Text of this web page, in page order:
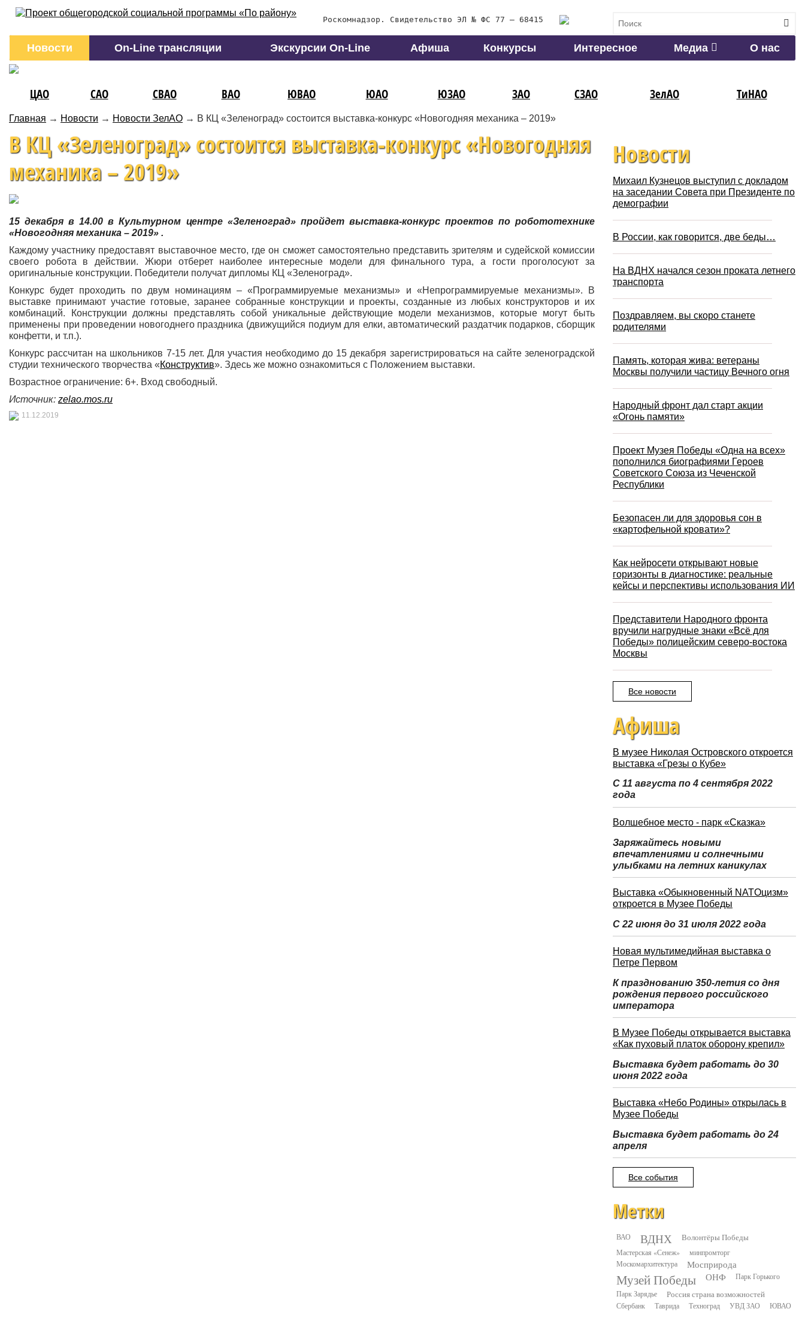
Роскомнадзор. Свидетельство ЭЛ № ФС 77 – 68415
Новости On-Line трансляции Экскурсии On-Line Афиша Конкурсы Интересное Медиа О нас
ЦАО САО СВАО ВАО ЮВАО ЮАО ЮЗАО ЗАО СЗАО ЗелАО ТиНАО
Главная → Новости → Новости ЗелАО → В КЦ «Зеленоград» состоится выставка-конкурс «Новогодняя механика – 2019»
В КЦ «Зеленоград» состоится выставка-конкурс «Новогодняя
механика – 2019»
15 декабря в 14.00 в Культурном центре «Зеленоград» пройдет выставка-конкурс проектов по робототехнике
«Новогодняя механика – 2019» .
Каждому участнику предоставят выставочное место, где он сможет самостоятельно представить зрителям и судейской комиссии
своего робота в действии. Жюри отберет наиболее интересные модели для финального тура, а гости проголосуют за
оригинальные конструкции. Победители получат дипломы КЦ «Зеленоград».
Конкурс будет проходить по двум номинациям – «Программируемые механизмы» и «Непрограммируемые механизмы». В
выставке принимают участие готовые, заранее собранные конструкции и проекты, созданные из любых конструкторов и их
комбинаций. Конструкции должны представлять собой уникальные действующие модели механизмов, которые могут быть
применены при проведении новогоднего праздника (движущийся подиум для елки, автоматический раздатчик подарков, сборщик
конфетти, и т.п.).
Конкурс рассчитан на школьников 7-15 лет. Для участия необходимо до 15 декабря зарегистрироваться на сайте зеленоградской
студии технического творчества «Конструктив». Здесь же можно ознакомиться с Положением выставки.
Возрастное ограничение: 6+. Вход свободный.
Источник: zelao.mos.ru
11.12.2019
Новости
Михаил Кузнецов выступил с докладом
на заседании Совета при Президенте по
демографии
В России, как говорится, две беды…
На ВДНХ начался сезон проката летнего
транспорта
Поздравляем, вы скоро станете
родителями
Память, которая жива: ветераны
Москвы получили частицу Вечного огня
Народный фронт дал старт акции
«Огонь памяти»
Проект Музея Победы «Одна на всех»
пополнился биографиями Героев
Советского Союза из Чеченской
Республики
Безопасен ли для здоровья сон в
«картофельной кровати»?
Как нейросети открывают новые
горизонты в диагностике: реальные
кейсы и перспективы использования ИИ
Представители Народного фронта
вручили нагрудные знаки «Всё для
Победы» полицейским северо-востока
Москвы
Все новости
Афиша
В музее Николая Островского откроется
выставка «Грезы о Кубе»
С 11 августа по 4 сентября 2022
года
Волшебное место - парк «Сказка»
Заряжайтесь новыми
впечатлениями и солнечными
улыбками на летних каникулах
Выставка «Обыкновенный NATOцизм»
откроется в Музее Победы
С 22 июня до 31 июля 2022 года
Новая мультимедийная выставка о
Петре Первом
К празднованию 350-летия со дня
рождения первого российского
императора
В Музее Победы открывается выставка
«Как пуховый платок оборону крепил»
Выставка будет работать до 30
июня 2022 года
Выставка «Небо Родины» открылась в
Музее Победы
Выставка будет работать до 24
апреля
Все события
Метки
ВАО ВДНХ Волонтёры Победы
Мастерская «Сенеж»
минпромторг
Москомархитектура
Мосприрода
Музей Победы ОНФ
Парк Горького
Парк Зарядье
Россия страна возможностей
Сбербанк Таврида Техноград УВД ЗАО ЮВАО